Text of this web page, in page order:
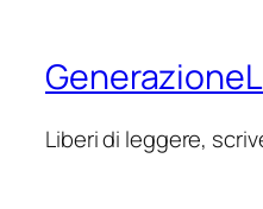
Liberi di leggere,